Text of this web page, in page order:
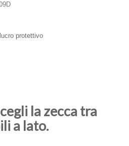
protettivo
la zecca tra
a lato.